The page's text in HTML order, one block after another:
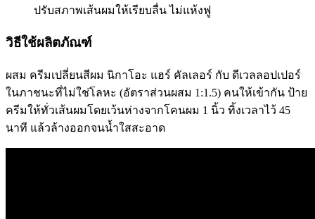
ปรับสภาพเส้นผมให้เรียบลื่น ไม่แห้งฟู
วิธีใช้ผลิตภัณฑ์
ผสม ครีมเปลี่ยนสีผม นิกาโอะ แฮร์ คัลเลอร์ กับ ดีเวลลอปเปอร์
ในภาชนะที่ไม่ใช่โลหะ (อัตราส่วนผสม 1:1.5) คนให้เข้ากัน ป้าย
ครีมให้ทั่วเส้นผมโดยเว้นห่างจากโคนผม 1 นิ้ว ทิ้งเวลาไว้ 45
นาที แล้วล้างออกจนน้ำใสสะอาด